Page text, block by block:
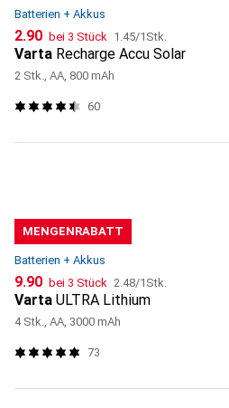
Batterien + Akkus
CHF
2.90 bei 3 Stück CHF
1.45/1Stk.
Varta Recharge Accu Solar
2 Stk., AA, 800 mAh
60
MENGENRABATT
Batterien + Akkus
CHF
9.90 bei 3 Stück CHF
2.48/1Stk.
Varta ULTRA Lithium
4 Stk., AA, 3000 mAh
73